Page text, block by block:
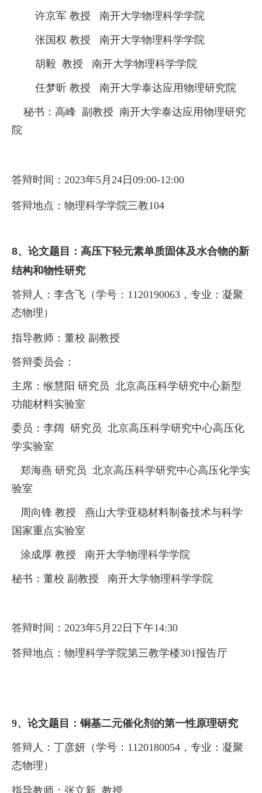
许京军 教授 南开大学物理科学学院
张国权 教授 南开大学物理科学学院
胡毅 教授 南开大学物理科学学院
任梦昕 教授 南开大学泰达应用物理研究院
秘书：高峰 副教授 南开大学泰达应用物理研究
院
答辩时间： 2023年5月 24 日 09:00-12:00
答辩地点： 物理科学学院三教104
8、 论文题目： 高压下轻元素单质固体及水合物的新
结构和物性研究
答辩人：李含飞 （学号： 1120190063 ，专业：凝聚
态物理）
指导教师： 董校 副教授
答辩委员会：
主席： 缑慧阳 研究员 北京高压科学研究中心新型
功能材料实验室
委员： 李阔 研究员 北京高压科学研究中心高压化
学实验室
郑海燕 研究员 北京高压科学研究中心高压化学实
验室
周向锋 教授
燕山大学亚稳材料制备技术与科学
国家重点实验室
涂成厚 教授 南开大学物理科学学院
秘书： 董校 副教授 南开大学物理科学学院
答辩时间： 2023年5月 22 日 下午14:30
答辩地点： 物理科学学院第三教学楼301报告厅
9、论文题目：铜基二元催化剂的第一性原理研究
答辩人： 丁彦妍（学号： 1120180054 ，专业：凝聚
态物理）